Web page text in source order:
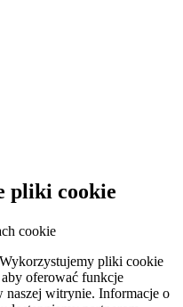
pliki cookie
cookie
pliki cookie
oferować funkcje
naszej witrynie. Informacje o